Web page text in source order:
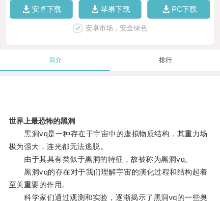
安卓下载 苹果下载 PC下载
安卓市场，安全绿色
简介 排行
世界上最恐怖的黑洞
黑洞vq是一种存在于宇宙中的虚拟物质结构，其重力场
极为强大，连光都无法逃脱。
由于其具有类似于黑洞的特征，故被称为黑洞vq。
黑洞vq的存在对于我们理解宇宙的演化过程和结构起着
至关重要的作用。
科学家们通过观测和实验，逐渐揭示了黑洞vq的一些奥